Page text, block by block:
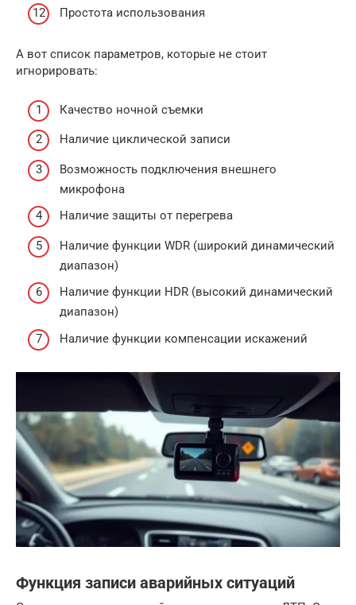
Простота использования
А вот список параметров, которые не стоит
игнорировать:
Качество ночной съемки
Наличие циклической записи
Возможность подключения внешнего
микрофона
Наличие защиты от перегрева
Наличие функции WDR (широкий динамический
диапазон)
Наличие функции HDR (высокий динамический
диапазон)
Наличие функции компенсации искажений
Функция записи аварийных ситуаций